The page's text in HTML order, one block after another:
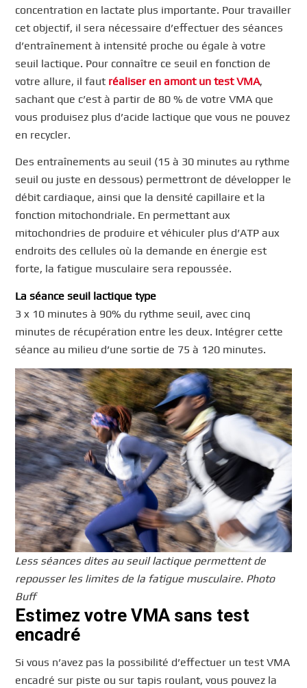
concentration en lactate plus importante. Pour travailler
cet objectif, il sera nécessaire d’effectuer des séances
d’entraînement à intensité proche ou égale à votre
seuil lactique. Pour connaître ce seuil en fonction de
votre allure, il faut réaliser en amont un test VMA,
sachant que c’est à partir de 80 % de votre VMA que
vous produisez plus d’acide lactique que vous ne pouvez
en recycler.
Des entraînements au seuil (15 à 30 minutes au rythme
seuil ou juste en dessous) permettront de développer le
débit cardiaque, ainsi que la densité capillaire et la
fonction mitochondriale. En permettant aux
mitochondries de produire et véhiculer plus d’ATP aux
endroits des cellules où la demande en énergie est
forte, la fatigue musculaire sera repoussée.
La séance seuil lactique type
3 x 10 minutes à 90% du rythme seuil, avec cinq
minutes de récupération entre les deux. Intégrer cette
séance au milieu d’une sortie de 75 à 120 minutes.
Less séances dites au seuil lactique permettent de
repousser les limites de la fatigue musculaire. Photo
Buff
Estimez votre VMA sans test
encadré
Si vous n’avez pas la possibilité d’effectuer un test VMA
encadré sur piste ou sur tapis roulant, vous pouvez la